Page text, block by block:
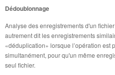
Dédoublonnage
Analyse des enregistrements d'un
autrement dit les enregistrements
«déduplication» lorsque l’opération est
simultanément, pour qu'un même
seul fichier.